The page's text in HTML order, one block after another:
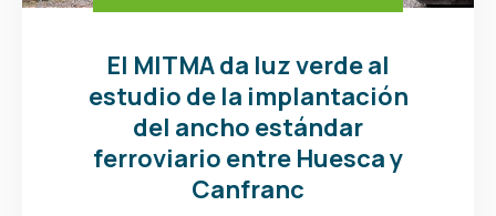
El MITMA da luz verde al
estudio de la implantación
del ancho estándar
ferroviario entre Huesca y
Canfranc